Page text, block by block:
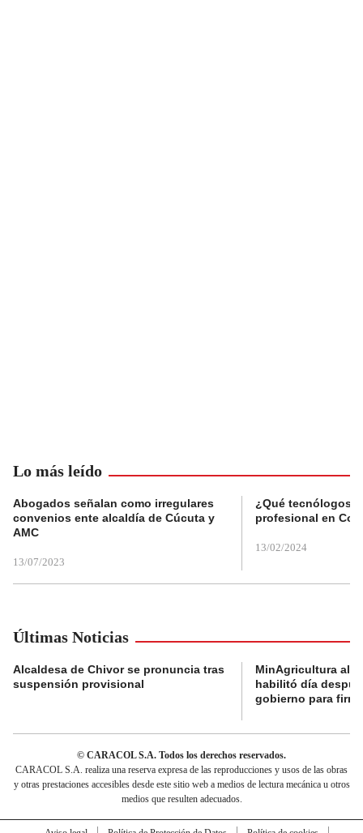
Lo más leído
Abogados señalan como irregulares
convenios ente alcaldía de Cúcuta y
AMC
13/07/2023
¿Qué tecnólogos
profesional en
13/02/2024
Últimas Noticias
Alcaldesa de Chivor se pronuncia tras
suspensión provisional
MinAgricultura
habilitó día
gobierno para
© CARACOL S.A. Todos los derechos reservados.
CARACOL S.A. realiza una reserva expresa de las reproducciones y usos de las obras
y otras prestaciones accesibles desde este sitio web a medios de lectura mecánica u otros
medios que resulten adecuados.